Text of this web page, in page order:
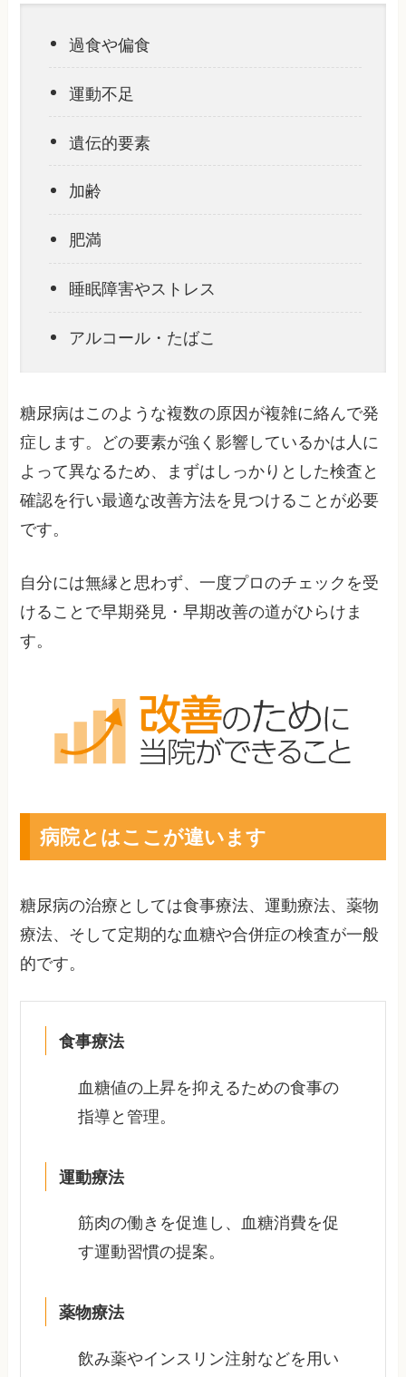
過食や偏食
運動不足
遺伝的要素
加齢
肥満
睡眠障害やストレス
アルコール・たばこ
糖尿病はこのような複数の原因が複雑に絡んで発
症します。どの要素が強く影響しているかは人に
よって異なるため、まずはしっかりとした検査と
確認を行い最適な改善方法を見つけることが必要
です。
自分には無縁と思わず、一度プロのチェックを受
けることで早期発見・早期改善の道がひらけま
す。
病院とはここが違います
糖尿病の治療としては食事療法、運動療法、薬物
療法、そして定期的な血糖や合併症の検査が一般
的です。
食事療法
血糖値の上昇を抑えるための食事の
指導と管理。
運動療法
筋肉の働きを促進し、血糖消費を促
す運動習慣の提案。
薬物療法
飲み薬やインスリン注射などを用い